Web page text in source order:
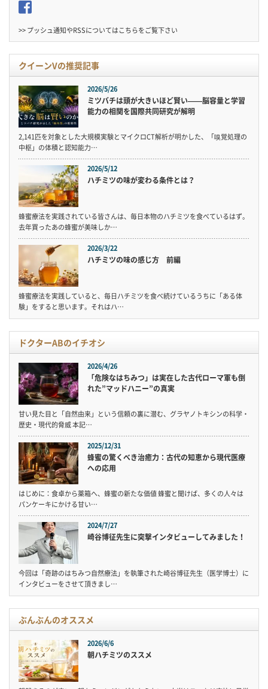
>> プッシュ通知やRSSについてはこちらをご覧下さい
クイーンVの推奨記事
2026/5/26
ミツバチは頭が大きいほど賢い——脳容量と学習
能力の相関を国際共同研究が解明
2,141匹を対象とした大規模実験とマイクロCT解析が明かした、「嗅覚処理の
中枢」の体積と認知能力…
2026/5/12
ハチミツの味が変わる条件とは？
蜂蜜療法を実践されている皆さんは、毎日本物のハチミツを食べているはず。
去年買ったあの蜂蜜が美味しか…
2026/3/22
ハチミツの味の感じ方 前編
蜂蜜療法を実践していると、毎日ハチミツを食べ続けているうちに「ある体
験」をすると思います。それはハ…
ドクターABのイチオシ
2026/4/26
「危険なはちみつ」は実在した古代ローマ軍も倒
れた”マッドハニー”の真実
甘い見た目と「自然由来」という信頼の裏に潜む、グラヤノトキシンの科学・
歴史・現代的脅威 本記…
2025/12/31
蜂蜜の驚くべき治癒力：古代の知恵から現代医療
への応用
はじめに：食卓から薬箱へ、蜂蜜の新たな価値 蜂蜜と聞けば、多くの人々は
パンケーキにかける甘い…
2024/7/27
崎谷博征先生に突撃インタビューしてみました！
今回は「奇跡のはちみつ自然療法」を執筆された崎谷博征先生（医学博士）に
インタビューをさせて頂きまし…
ぶんぶんのオススメ
2026/6/6
朝ハチミツのススメ